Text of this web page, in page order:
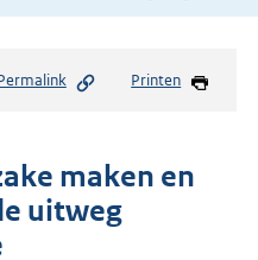
Printen
maken en
uitweg